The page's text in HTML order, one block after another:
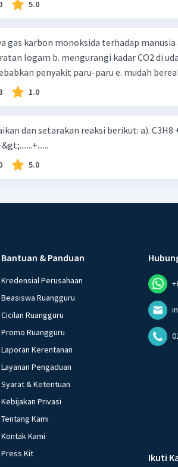
5.0
karbon monoksida terhadap manusia adalah .... a.
kadar CO2 di udara c. merusak lapisan ozon d.
menyebabkan penyakit
1.0
dan setarakan reaksi berikut: a). C3H8
5.0
Bantuan & Panduan
Kredensial Perusahaan
Beasiswa Ruangguru
Cicilan Ruangguru
Promo Ruangguru
Laporan Kerentanan
Layanan Pengaduan
Syarat & Ketentuan
Kebijakan Privasi
Tentang Kami
Kontak Kami
Press Kit
Ikuti